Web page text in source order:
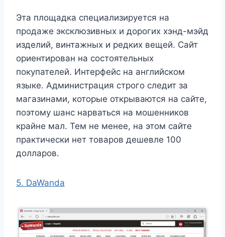
Эта площадка специализируется на
продаже эксклюзивных и дорогих хэнд-мэйд
изделий, винтажных и редких вещей. Сайт
ориентирован на состоятельных
покупателей. Интерфейс на английском
языке. Администрация строго следит за
магазинами, которые открываются на сайте,
поэтому шанс нарваться на мошенников
крайне мал. Тем не менее, на этом сайте
практически нет товаров дешевле 100
долларов.
5. DaWanda